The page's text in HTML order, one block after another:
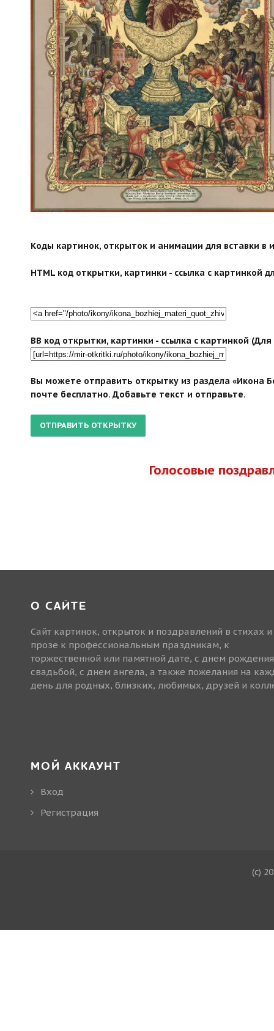
search">
Коды картинок, открыток и анимации для вставки в
HTML код открытки, картинки - ссылка с картинкой
BB код открытки, картинки - ссылка с картинкой
Вы можете отправить открытку из раздела «Икона
почте бесплатно. Добавьте текст и отправьте.
Голосовые
О САЙТЕ
Сайт картинок, открыток и поздравлений в стихах и
прозе к профессиональным праздникам, к
торжественной или памятной дате, с днем
свадьбой, с днем ангела, а также пожелания на
день для родных, близких, любимых, друзей и
МОЙ АККАУНТ
Вход
Регистрация
(c)